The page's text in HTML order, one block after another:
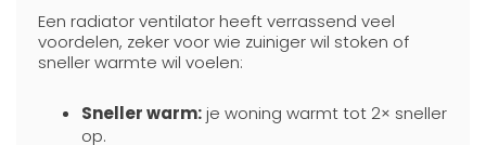
Een radiator ventilator heeft verrassend veel
voordelen, zeker voor wie zuiniger wil stoken of
sneller warmte wil voelen:
Sneller warm:je woning warmt tot 2× sneller
op.